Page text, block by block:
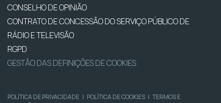
CONSELHO DE OPINIÃO
CONTRATO DE CONCESSÃO DO SERVIÇO PÚBLICO DE
RÁDIO E TELEVISÃO
RGPD
GESTÃO DAS DEFINIÇÕES DE COOKIES
POLÍTICA DE PRIVACIDADE | POLÍTICA DE COOKIES | TERMOS E